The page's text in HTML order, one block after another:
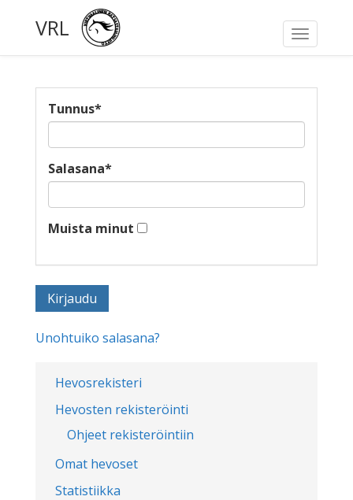
Toggle
VRL
Hevosrekisteri
Hevosten rekisteröinti
Ohjeet rekisteröintiin
Omat hevoset
Statistiikka
Tunnus*
Salasana*
Muista minut
Unohtuiko salasana?